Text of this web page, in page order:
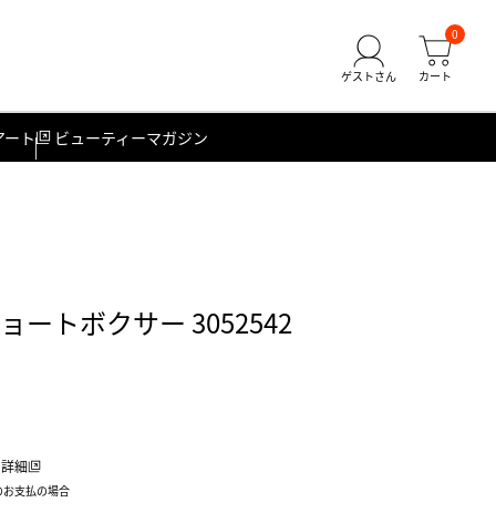
0
ート ビューティーマガジン
ートボクサー 3052542
詳細
支払の場合